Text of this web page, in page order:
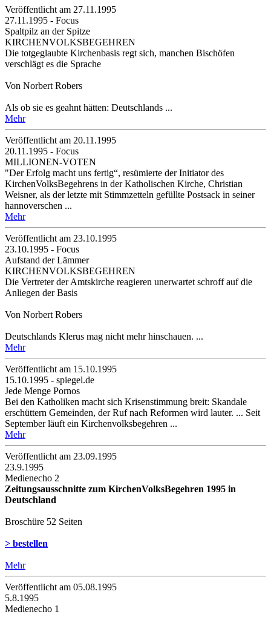
Veröffentlicht am 27­.11.1995
27.11.1995 - Focus
Spaltpilz an der Spitze
KIRCHENVOLKSBEGEHREN
Die totgeglaubte Kirchenbasis regt sich, manchen Bischöfen
verschlägt es die Sprache
Von Norbert Robers
Als ob sie es geahnt hätten: Deutschlands ...
Mehr
Veröffentlicht am 20­.11.1995
20.11.1995 - Focus
MILLIONEN-VOTEN
"Der Erfolg macht uns fertig“, resümierte der Initiator des
KirchenVolksBegehrens in der Katholischen Kirche, Christian
Weisner, als der letzte mit Stimmzetteln gefüllte Postsack in seiner
hannoverschen ...
Mehr
Veröffentlicht am 23­.10.1995
23.10.1995 - Focus
Aufstand der Lämmer
KIRCHENVOLKSBEGEHREN
Die Vertreter der Amtskirche reagieren unerwartet schroff auf die
Anliegen der Basis
Von Norbert Robers
Deutschlands Klerus mag nicht mehr hinschauen. ...
Mehr
Veröffentlicht am 15­.10.1995
15.10.1995 - spiegel.de
Jede Menge Pornos
Bei den Katholiken macht sich Krisenstimmung breit: Skandale
erschüttern Gemeinden, der Ruf nach Reformen wird lauter. ... Seit
September läuft ein Kirchenvolksbegehren ...
Mehr
Veröffentlicht am 23­.09.1995
23.9.1995
Medienecho 2
Zeitungsausschnitte zum KirchenVolksBegehren 1995 in
Deutschland
Broschüre 52 Seiten
> bestellen
Mehr
Veröffentlicht am 05­.08.1995
5.8.1995
Medienecho 1